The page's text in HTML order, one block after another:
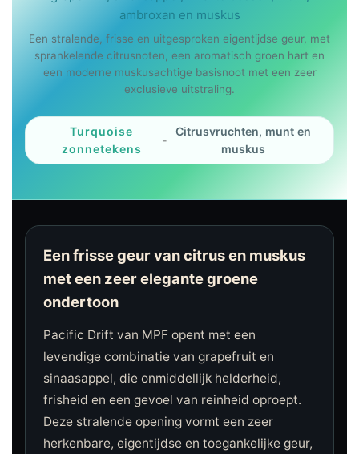
ambroxan en muskus
Een stralende, frisse en uitgesproken eigentijdse geur, met
sprankelende citrusnoten, een aromatisch groen hart en
een moderne muskusachtige basisnoot met een zeer
exclusieve uitstraling.
Turquoise
zonnetekens
-
Citrusvruchten, munt en
muskus
Een frisse geur van citrus en muskus
met een zeer elegante groene
ondertoon
Pacific Drift van MPF opent met een
levendige combinatie van grapefruit en
sinaasappel, die onmiddellijk helderheid,
frisheid en een gevoel van reinheid oproept.
Deze stralende opening vormt een zeer
herkenbare, eigentijdse en toegankelijke geur,